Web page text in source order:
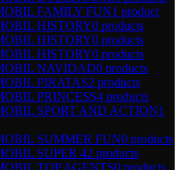
FAMILY FUN1 product
HISTORY0 products
HISTORY0 products
HISTORY0 products
NAVIDAD0 products
PIRATAS2 products
PRINCESS4 products
SPORT AND ACTION1
SUMMER FUN0 products
SUPER 42 products
TOP AGENTS0 products